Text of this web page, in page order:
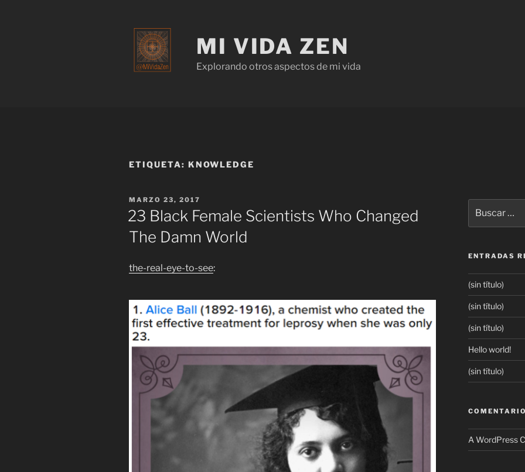
MI VIDA ZEN
Explorando otros aspectos de mi vida
ETIQUETA: KNOWLEDGE
MARZO 23, 2017
23 Black Female Scientists Who Changed
The Damn World
the-real-eye-to-see:
ENTRADAS
(sin título)
(sin título)
(sin título)
Hello world!
(sin título)
A WordPress